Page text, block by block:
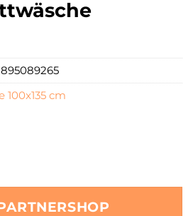
100x135 cm